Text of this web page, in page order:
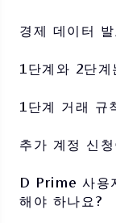
경제 데이터
1단계와 2단
1단계 거래 규
추가 계정 신
D Prime 사용
해야 하나요?